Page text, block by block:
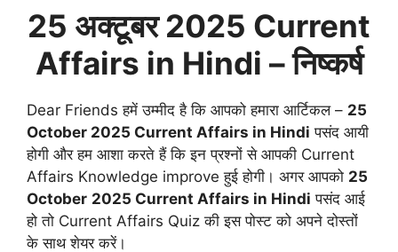
25 अक्टूबर2025 Current
Affairs in Hindi – निष्कर्ष
Dear Friends हमें उम्मीद है कि आपको हमारा आर्टिकल – 25
October 2025 Current Affairs in Hindi पसंद आयी
होगी और हम आशा करते हैं कि इन प्रश्नों से आपकी Current
Affairs Knowledge improve हुई होगी। अगर आपको 25
October 2025 Current Affairs in Hindi पसंद आई
हो तो Current Affairs Quiz की इस पोस्ट को अपने दोस्तों
के साथ शेयर करें।